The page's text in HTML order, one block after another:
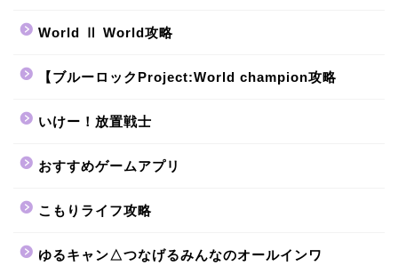
World Ⅱ World攻略
【ブルーロックProject:World champion攻略
いけー！放置戦士
おすすめゲームアプリ
こもりライフ攻略
ゆるキャン△つなげるみんなのオールインワ